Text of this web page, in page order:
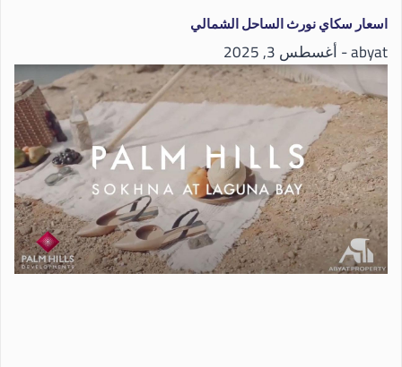
اسعار سكاي نورث الساحل الشمالي
abyat أغسطس 3, 2025